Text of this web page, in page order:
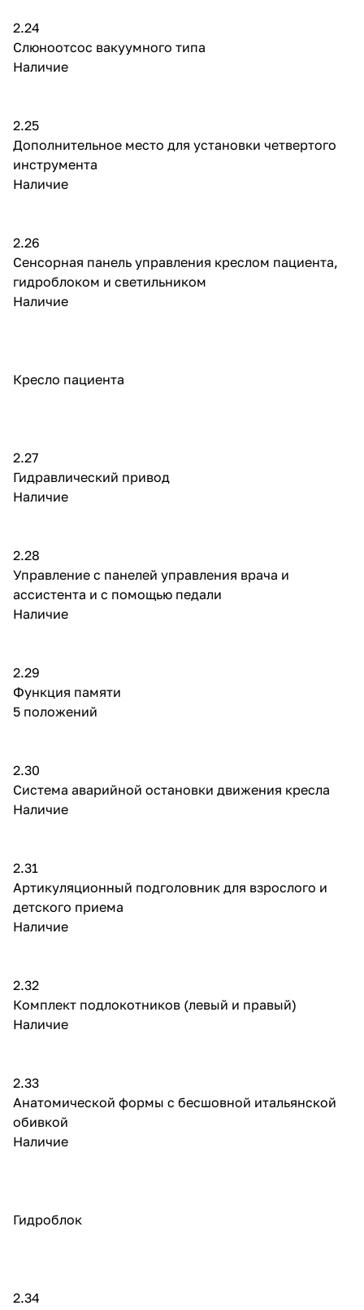
2.24
Слюноотсос вакуумного типа
Наличие
2.25
Дополнительное место для установки четвертого
инструмента
Наличие
2.26
Сенсорная панель управления креслом пациента,
гидроблоком и светильником
Наличие
Кресло пациента
2.27
Гидравлический привод
Наличие
2.28
Управление с панелей управления врача и
ассистента и с помощью педали
Наличие
2.29
Функция памяти
5 положений
2.30
Система аварийной остановки движения кресла
Наличие
2.31
Артикуляционный подголовник для взрослого и
детского приема
Наличие
2.32
Комплект подлокотников (левый и правый)
Наличие
2.33
Анатомической формы с бесшовной итальянской
обивкой
Наличие
Гидроблок
2.34